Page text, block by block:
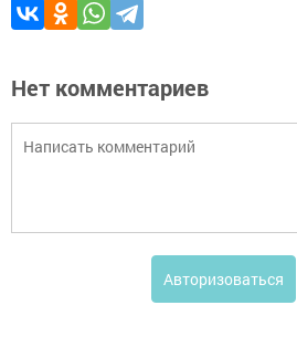
Нет комментариев
Авторизоваться